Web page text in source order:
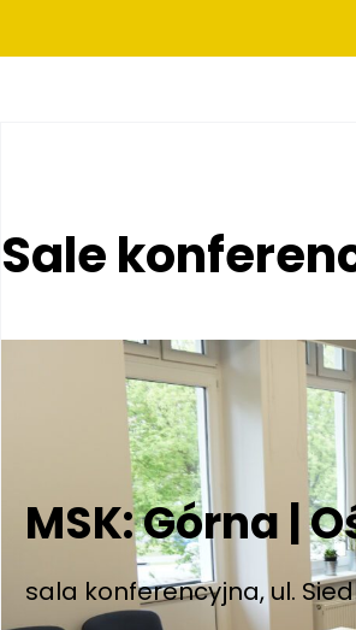
Sale
MSK: Górna |
sala konferencyjna, ul.